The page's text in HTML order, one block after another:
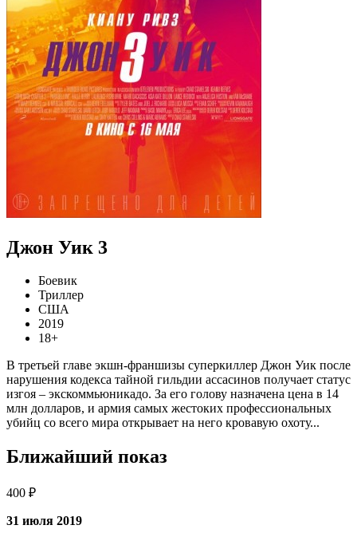
Джон Уик 3
Боевик
Триллер
США
2019
18+
В третьей главе экшн-франшизы суперкиллер Джон Уик после
нарушения кодекса тайной гильдии ассасинов получает статус
изгоя – экскоммьюникадо. За его голову назначена цена в 14
млн долларов, и армия самых жестоких профессиональных
убийц со всего мира открывает на него кровавую охоту...
Ближайший показ
400 ₽
31 июля 2019